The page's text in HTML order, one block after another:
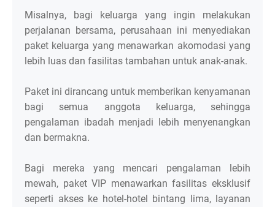
Misalnya, bagi keluarga yang ingin melakukan
perjalanan bersama, perusahaan ini menyediakan
paket keluarga yang menawarkan akomodasi yang
lebih luas dan fasilitas tambahan untuk anak-anak.
Paket ini dirancang untuk memberikan kenyamanan
bagi semua anggota keluarga, sehingga
pengalaman ibadah menjadi lebih menyenangkan
dan bermakna.
Bagi mereka yang mencari pengalaman lebih
mewah, paket VIP menawarkan fasilitas eksklusif
seperti akses ke hotel-hotel bintang lima, layanan